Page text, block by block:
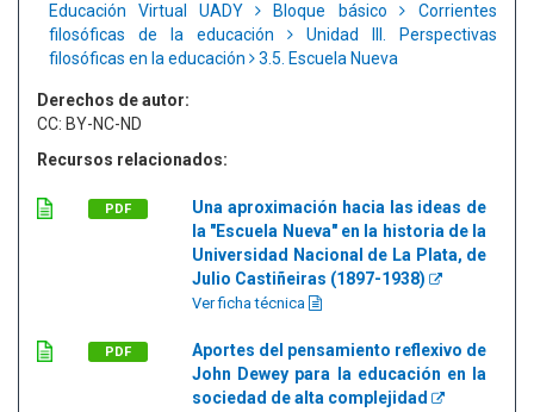
Educación Virtual UADY
Bloque básico
Corrientes
filosóficas de la educación
Unidad III. Perspectivas
filosóficas en la educación
3.5. Escuela Nueva
Derechos de autor:
CC: BY-NC-ND
Recursos relacionados:
PDF
Una aproximación hacia las ideas de
la "Escuela Nueva" en la historia de la
Universidad Nacional de La Plata, de
Julio Castiñeiras (1897-1938)
Ver ficha técnica
PDF
Aportes del pensamiento reflexivo de
John Dewey para la educación en la
sociedad de alta complejidad